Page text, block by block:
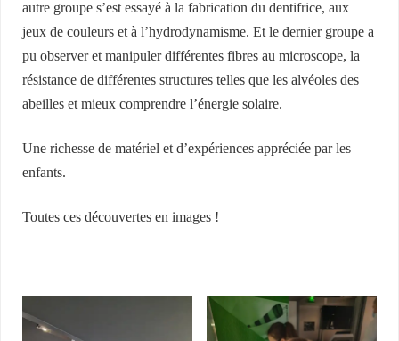
autre groupe s’est essayé à la fabrication du dentifrice, aux
jeux de couleurs et à l’hydrodynamisme. Et le dernier groupe a
pu observer et manipuler différentes fibres au microscope, la
résistance de différentes structures telles que les alvéoles des
abeilles et mieux comprendre l’énergie solaire.
Une richesse de matériel et d’expériences appréciée par les
enfants.
Toutes ces découvertes en images !